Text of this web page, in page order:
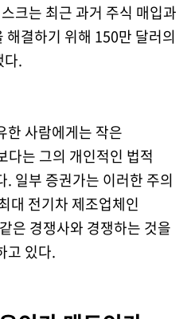
크는 최근 과거 주식 매입과
해결하기 위해 150만 달러의
다.
한 사람에게는 작은
다는 그의 개인적인 법적
. 일부 증권가는 이러한 주의
대 전기차 제조업체인
은 경쟁사와 경쟁하는 것을
고 있다.